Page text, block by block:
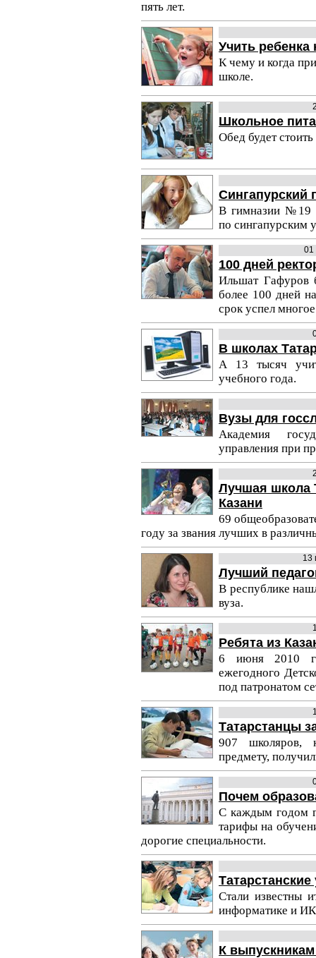
пять лет.
Учить ребенка
К чему и когда
школе.
Школьное
Обед будет
Сингапурский
В гимназии №19
по сингапурским
01
100 дней
Ильшат Гафуров
более 100 дней
срок успел
В школах
А 13 тысяч
учебного года.
Вузы для
Академия
управления при
Лучшая школа
Казани
69
году за звания лучших в
13
Лучший
В республике
вуза.
Ребята из
6 июня 2010
ежегодного
под патронатом
Татарстанцы
907 школяров,
предмету,
Почем
С каждым годом
тарифы на
дорогие специальности.
Стали известны
информатике и
К